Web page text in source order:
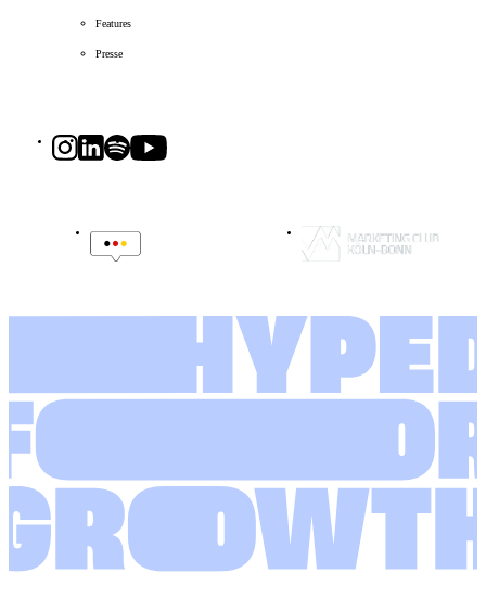
Features
Presse